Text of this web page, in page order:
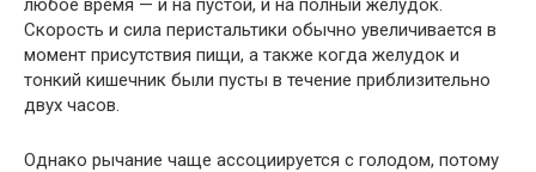
любое время — и на пустой, и на полный желудок.
Скорость и сила перистальтики обычно увеличивается в
момент присутствия пищи, а также когда желудок и
тонкий кишечник были пусты в течение приблизительно
двух часов.
Однако рычание чаще ассоциируется с голодом, потому